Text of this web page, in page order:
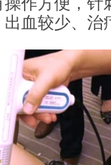
血较少、治